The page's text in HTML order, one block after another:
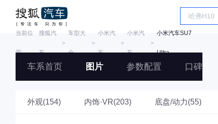
当前位
置:
搜狐汽
车
＞
车型大
全
＞
小米汽
车
＞
小米汽
车
＞
小米汽车SU7
Ultra
车系首页 图片 参数配置 口碑
外观(154) 内饰·VR(203) 底盘/动力(55)